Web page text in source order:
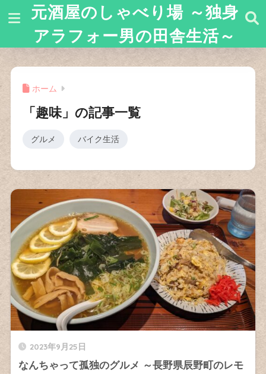
元酒屋のしゃべり場 ～独身
アラフォー男の田舎生活～
ホーム
「趣味」の記事一覧
グルメ バイク生活
2023年9月25日
なんちゃって孤独のグルメ ～長野県辰野町のレモ